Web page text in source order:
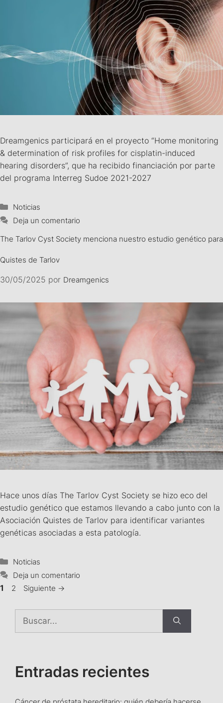
Dreamgenics participará en el proyecto “Home monitoring
& determination of risk profiles for cisplatin-induced
hearing disorders”, que ha recibido financiación por parte
del programa Interreg Sudoe 2021-2027
Noticias
Deja un comentario
The Tarlov Cyst Society menciona nuestro estudio genético para
Quistes de Tarlov
30/05/2025 por Dreamgenics
Hace unos días The Tarlov Cyst Society se hizo eco del
estudio genético que estamos llevando a cabo junto con la
Asociación Quistes de Tarlov para identificar variantes
genéticas asociadas a esta patología.
Noticias
Deja un comentario
1 2 Siguiente →
Entradas recientes